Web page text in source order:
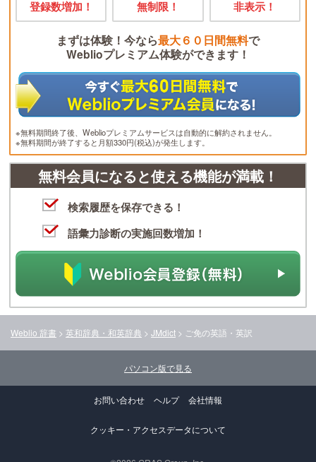
登録数増加！
無制限！
非表示！
まずは体験！今なら最大６０日間無料で
Weblioプレミアム体験ができます！
※無料期間終了後、Weblioプレミアムサービスは自動的に解約されません。
※無料期間が終了すると月額330円(税込)が発生します。
無料会員になると使える機能が満載！
検索履歴を保存できる！
語彙力診断の実施回数増加！
Weblio 辞書 > 英和辞典・和英辞典 > JMdict > ご免の英語・英訳
パソコン版で見る
お問い合わせ ヘルプ 会社情報
クッキー・アクセスデータについて